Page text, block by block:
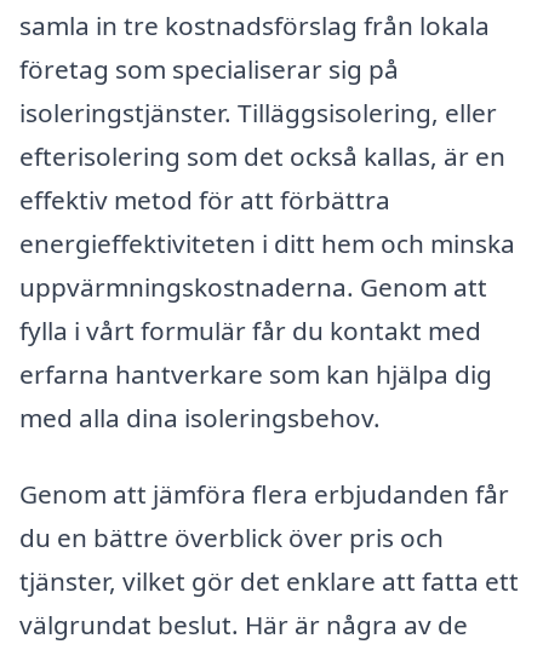
samla in tre kostnadsförslag från lokala
företag som specialiserar sig på
isoleringstjänster. Tilläggsisolering, eller
efterisolering som det också kallas, är en
effektiv metod för att förbättra
energieffektiviteten i ditt hem och minska
uppvärmningskostnaderna. Genom att
fylla i vårt formulär får du kontakt med
erfarna hantverkare som kan hjälpa dig
med alla dina isoleringsbehov.
Genom att jämföra flera erbjudanden får
du en bättre överblick över pris och
tjänster, vilket gör det enklare att fatta ett
välgrundat beslut. Här är några av de